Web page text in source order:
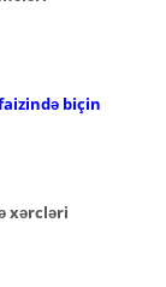
biçin
xərcləri